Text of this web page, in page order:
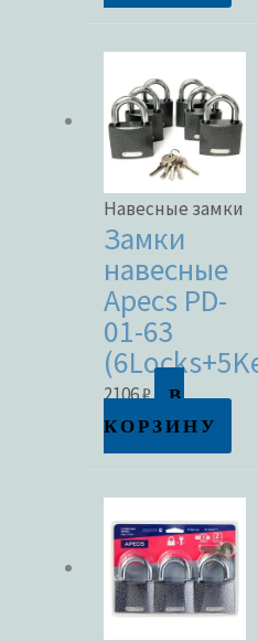
Навесные замки
Замки
навесные
Apecs PD-
01-63
2106₽
В
КОРЗИНУ